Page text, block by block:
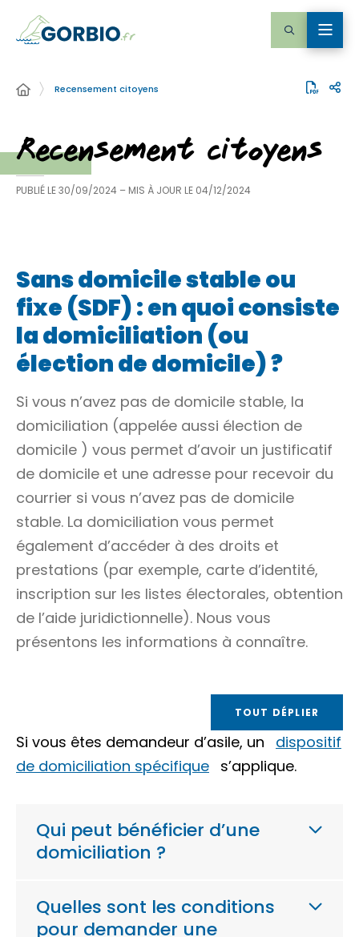
Recensement citoyens
Recensement citoyens
PUBLIÉ LE30/09/2024 – MIS À JOUR LE 04/12/2024
Sans domicile stable ou
fixe (SDF) : en quoi consiste
la domiciliation (ou
élection de domicile) ?
Si vous n’avez pas de domicile stable, la
domiciliation (appelée aussi élection de
domicile ) vous permet d’avoir un justificatif
de domicile et une adresse pour recevoir du
courrier si vous n’avez pas de domicile
stable. La domiciliation vous permet
également d’accéder à des droits et
prestations (par exemple, carte d’identité,
inscription sur les listes électorales, obtention
de l’aide juridictionnelle). Nous vous
présentons les informations à connaître.
TOUT DÉPLIER
Si vous êtes demandeur d’asile, un
dispositif
de domiciliation spécifique s’applique.
Qui peut bénéficier d’une
domiciliation ?
Quelles sont les conditions
pour demander une